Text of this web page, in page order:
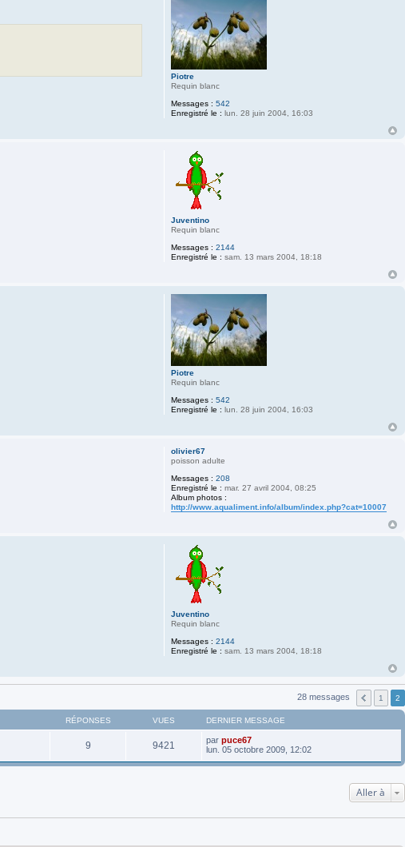
Piotre
Requin blanc
Messages : 542
Enregistré le : lun. 28 juin 2004, 16:03
Juventino
Requin blanc
Messages : 2144
Enregistré le : sam. 13 mars 2004, 18:18
Piotre
Requin blanc
Messages : 542
Enregistré le : lun. 28 juin 2004, 16:03
olivier67
poisson adulte
Messages : 208
Enregistré le : mar. 27 avril 2004, 08:25
Album photos :
http://www.aqualiment.info/album/index.php?cat=10007
Juventino
Requin blanc
Messages : 2144
Enregistré le : sam. 13 mars 2004, 18:18
28 messages 1 2
RÉPONSES VUES DERNIER MESSAGE
9 9421 par puce67
lun. 05 octobre 2009, 12:02
Aller à